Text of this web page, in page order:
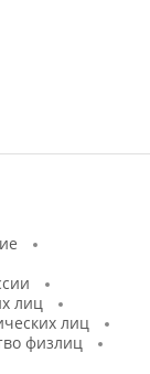
лиц
лиц
физлиц